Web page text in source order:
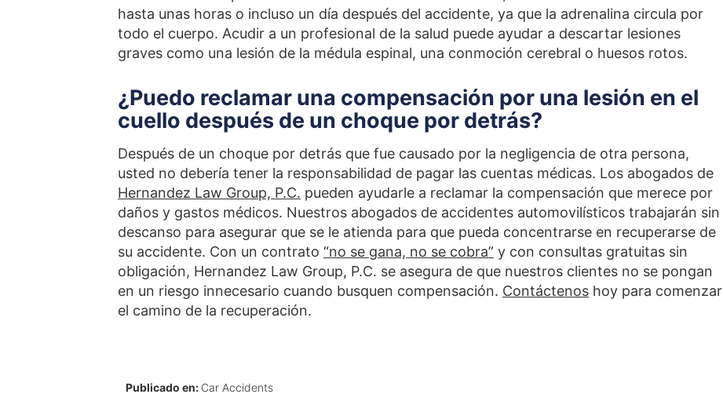
hasta unas horas o incluso un día después del accidente, ya que la adrenalina circula por
todo el cuerpo. Acudir a un profesional de la salud puede ayudar a descartar lesiones
graves como una lesión de la médula espinal, una conmoción cerebral o huesos rotos.
¿Puedo reclamar una compensación por una lesión en el
cuello después de un choque por detrás?
Después de un choque por detrás que fue causado por la negligencia de otra persona,
usted no debería tener la responsabilidad de pagar las cuentas médicas. Los abogados de
Hernandez Law Group, P.C. pueden ayudarle a reclamar la compensación que merece por
daños y gastos médicos. Nuestros abogados de accidentes automovilísticos trabajarán sin
descanso para asegurar que se le atienda para que pueda concentrarse en recuperarse de
su accidente. Con un contrato “no se gana, no se cobra” y con consultas gratuitas sin
obligación, Hernandez Law Group, P.C. se asegura de que nuestros clientes no se pongan
en un riesgo innecesario cuando busquen compensación. Contáctenos hoy para comenzar
el camino de la recuperación.
Publicado en: Car Accidents